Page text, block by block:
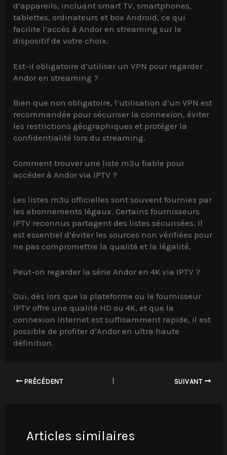
d’appareils, incluant smart TV, smartphones,
tablettes, ordinateurs et box Android, ce qui
facilite l’accès à Andor en streaming sur le
dispositif de votre choix.
Est-il obligatoire d’utiliser un VPN pour regarder
Andor en streaming ?
Bien que non obligatoire, l’utilisation d’un VPN est
recommandée pour sécuriser la connexion, éviter
les restrictions géographiques et protéger la
confidentialité lors du streaming.
Comment trouver une liste m3u fiable pour
accéder à Andor via IPTV ?
Les listes m3u officielles sont souvent fournies par
les abonnements légaux. Certains fournisseurs
IPTV reconnus partagent des listes sécurisées. Il
est essentiel d’éviter les sources non vérifiées pour
ne pas compromettre la qualité et la légalité.
Peut-on regarder la série Andor en 4K via IPTV ?
Oui, dès lors que la plateforme ou le fournisseur
IPTV offre une qualité HD ou 4K, et que la
connexion Internet est suffisamment rapide, il est
possible de profiter d’Andor en ultra haute
définition.
PRÉCÉDENT SUIVANT
Articles similaires